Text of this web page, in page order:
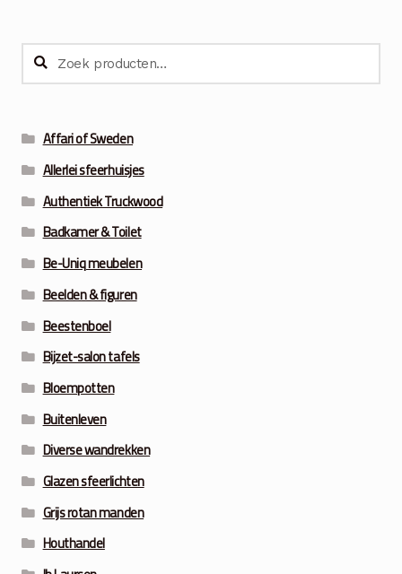
Zoeken
naar:
Zoeken
Affari of Sweden
Allerlei sfeerhuisjes
Authentiek Truckwood
Badkamer & Toilet
Be-Uniq meubelen
Beelden & figuren
Beestenboel
Bijzet-salon tafels
Bloempotten
Buitenleven
Diverse wandrekken
Glazen sfeerlichten
Grijs rotan manden
Houthandel